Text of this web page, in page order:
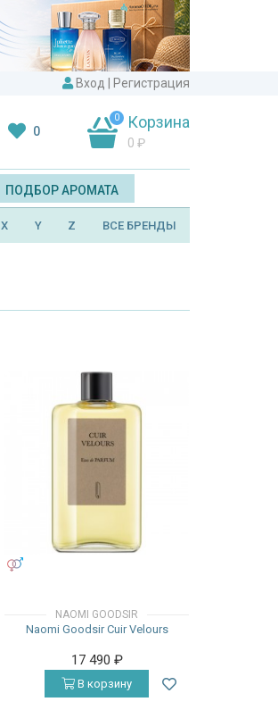
Вход Регистрация
0
0 Корзина
0 ₽
ПОДБОР АРОМАТА
X Y Z ВСЕ БРЕНДЫ
NAOMI GOODSIR
Naomi Goodsir Cuir Velours
17 490 ₽
В корзину